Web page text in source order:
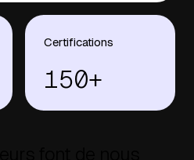
Certifications
150+